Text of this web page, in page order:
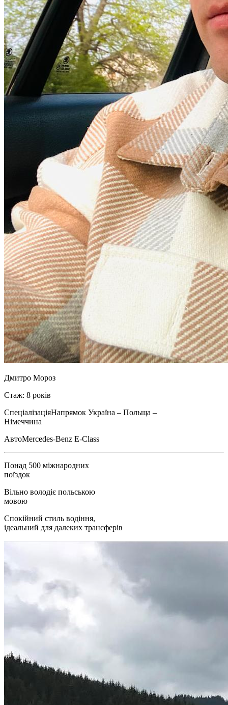
Дмитро Мороз
Стаж: 8 років
СпеціалізаціяНапрямок Україна – Польща –
Німеччина
АвтоMercedes-Benz E-Class
Понад 500 міжнародних
поїздок
Вільно володіє польською
мовою
Спокійний стиль водіння,
ідеальний для далеких трансферів